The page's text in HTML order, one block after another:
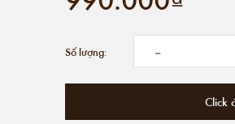
Số lượng: -
Click